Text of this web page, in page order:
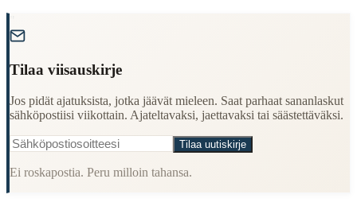
Tilaa viisauskirje
Jos pidät ajatuksista, jotka jäävät mieleen. Saat parhaat sananlaskut
sähköpostiisi viikottain. Ajateltavaksi, jaettavaksi tai säästettäväksi.
Tilaa uutiskirje
Ei roskapostia. Peru milloin tahansa.